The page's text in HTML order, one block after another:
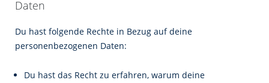
Daten
Du hast folgende Rechte in Bezug auf deine
personenbezogenen Daten:
Du hast das Recht zu erfahren, warum deine